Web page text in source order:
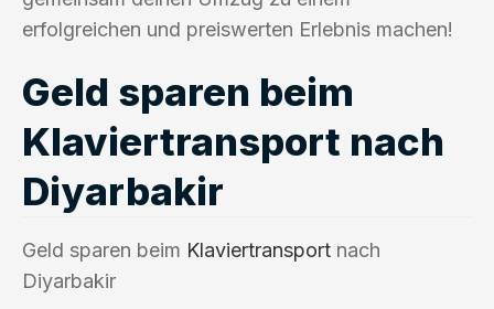
erfolgreichen und preiswerten Erlebnis machen!
Geld sparen beim
Klaviertransport nach
Diyarbakir
Geld sparen beim Klaviertransport nach
Diyarbakir